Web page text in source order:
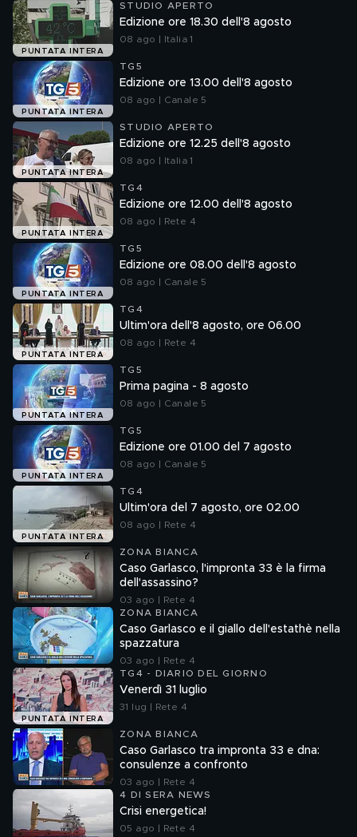
PUNTATA INTERA
STUDIO APERTO
Edizione ore 18.30 dell'8 agosto
08 ago | Italia 1
PUNTATA INTERA
TG5
Edizione ore 13.00 dell'8 agosto
08 ago | Canale 5
PUNTATA INTERA
STUDIO APERTO
Edizione ore 12.25 dell'8 agosto
08 ago | Italia 1
PUNTATA INTERA
TG4
Edizione ore 12.00 dell'8 agosto
08 ago | Rete 4
PUNTATA INTERA
TG5
Edizione ore 08.00 dell'8 agosto
08 ago | Canale 5
PUNTATA INTERA
TG4
Ultim'ora dell'8 agosto, ore 06.00
08 ago | Rete 4
PUNTATA INTERA
TG5
Prima pagina - 8 agosto
08 ago | Canale 5
PUNTATA INTERA
TG5
Edizione ore 01.00 del 7 agosto
08 ago | Canale 5
PUNTATA INTERA
TG4
Ultim'ora del 7 agosto, ore 02.00
08 ago | Rete 4
ZONA BIANCA
Caso Garlasco, l'impronta 33 è la firma
dell'assassino?
03 ago | Rete 4
ZONA BIANCA
Caso Garlasco e il giallo dell'estathè nella
spazzatura
03 ago | Rete 4
PUNTATA INTERA
TG4 - DIARIO DEL GIORNO
Venerdì 31 luglio
31 lug | Rete 4
ZONA BIANCA
Caso Garlasco tra impronta 33 e dna:
consulenze a confronto
03 ago | Rete 4
4 DI SERA NEWS
Crisi energetica!
05 ago | Rete 4